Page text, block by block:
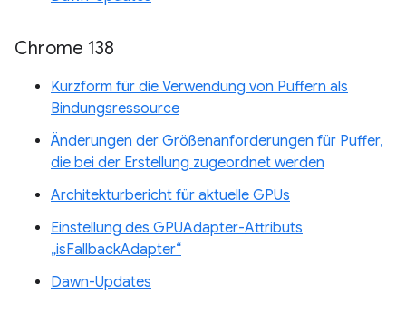
Chrome 138
Kurzform für die Verwendung von Puffern als
Bindungsressource
Änderungen der Größenanforderungen für Puffer,
die bei der Erstellung zugeordnet werden
Architekturbericht für aktuelle GPUs
Einstellung des GPUAdapter-Attributs
„isFallbackAdapter“
Dawn-Updates